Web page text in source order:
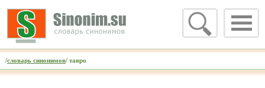
/словарь синонимов/ тавро